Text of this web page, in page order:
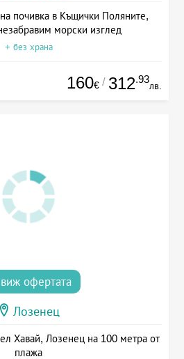
почивка в Къщички Поляните,
морски изглед
+ без храна
160€ / 312.93
лв.
виж офертата
Лозенец
Хавай, Лозенец на 100 метра от
плажа